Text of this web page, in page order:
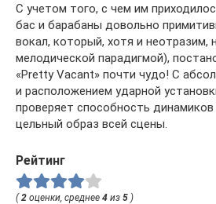
С учетом того, с чем им
бас и барабаны довольно
вокал, который, хотя и неотразим,
мелодической парадигмой),
«Pretty Vacant» почти чудо! С
и расположением ударной
проверяет способность
цельный образ всей сцены.
Рейтинг
(2 оценки, среднее 4 из 5 )